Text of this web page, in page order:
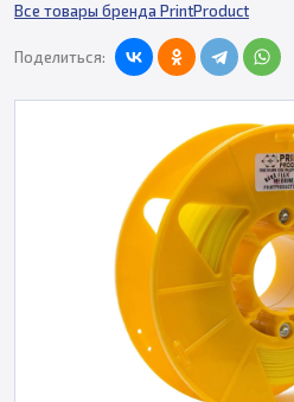
Все товары бренда PrintProduct
Поделиться: